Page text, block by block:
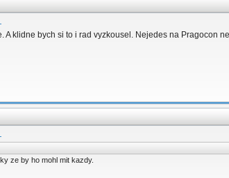
klidne bych si to i rad vyzkousel. Nejedes na Pragocon
ze by ho mohl mit kazdy.